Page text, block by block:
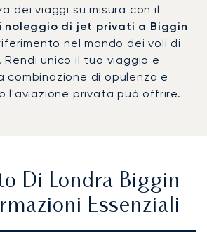
dei viaggi su misura con il
noleggio di jet privati a Biggin
nel mondo dei voli di
. Rendi unico il tuo viaggio e
di opulenza e
l'aviazione privata può offrire.
Di Londra Biggin
Essenziali